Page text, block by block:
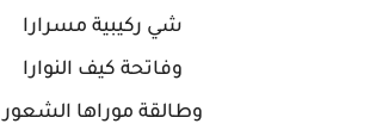
شي ركيبية مسرارا
وفاتحة كيف النوارا
وطالقة موراها الشعور